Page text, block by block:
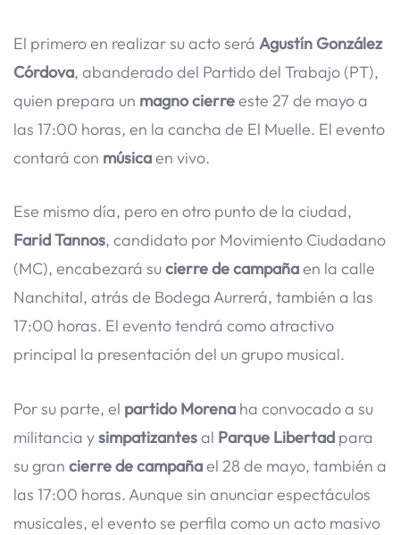
El primero en realizar su acto será Agustín González
Córdova, abanderado del Partido del Trabajo (PT),
quien prepara un magno cierreeste 27 de mayo a
las 17:00 horas, en la cancha de El Muelle. El evento
contará con músicaen vivo.
Ese mismo día, pero en otro punto de la ciudad,
Farid Tannos, candidato por Movimiento Ciudadano
(MC), encabezará sucierre de campañaen la calle
Nanchital, atrás de Bodega Aurrerá, también a las
17:00 horas. El evento tendrá como atractivo
principal la presentación del un grupo musical.
Por su parte, el partido Morena ha convocado a su
militancia ysimpatizantesal Parque Libertad para
su gran cierre de campañael 28 de mayo, también a
las 17:00 horas. Aunque sin anunciar espectáculos
musicales, el evento se perfila como un acto masivo